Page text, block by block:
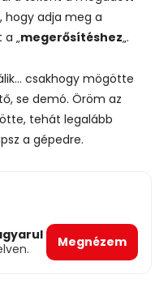
hogy adja meg a
„megerősítéshez„.
csakhogy mögötte
se demó. Öröm az
tehát legalább
a gépedre.
Megnézem